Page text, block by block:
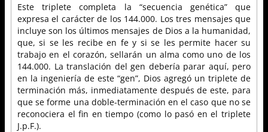
Este triplete completa la “secuencia genética” que
expresa el carácter de los 144.000. Los tres mensajes que
incluye son los últimos mensajes de Dios a la humanidad,
que, si se les recibe en fe y si se les permite hacer su
trabajo en el corazón, sellarán un alma como uno de los
144.000. La translación del gen debería parar aquí, pero
en la ingeniería de este “gen”, Dios agregó un triplete de
terminación más, inmediatamente después de este, para
que se forme una doble-terminación en el caso que no se
reconociera el fin en tiempo (como lo pasó en el triplete
J.p.F.).